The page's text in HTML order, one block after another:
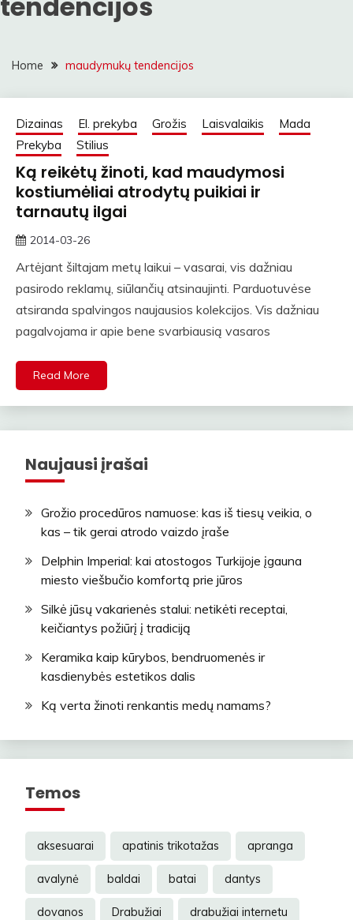
Home maudymukų tendencijos
Dizainas El. prekyba Grožis Laisvalaikis
Mada
Prekyba
Stilius
Ką reikėtų žinoti, kad maudymosi
kostiumėliai atrodytų puikiai ir
tarnautų ilgai
2014-03-26
Artėjant šiltajam metų laikui – vasarai, vis dažniau
pasirodo reklamų, siūlančių atsinaujinti. Parduotuvėse
atsiranda spalvingos naujausios kolekcijos. Vis dažniau
pagalvojama ir apie bene svarbiausią vasaros
Read More
Naujausi įrašai
Grožio procedūros namuose: kas iš tiesų veikia, o
kas – tik gerai atrodo vaizdo įraše
Delphin Imperial: kai atostogos Turkijoje įgauna
miesto viešbučio komfortą prie jūros
Silkė jūsų vakarienės stalui: netikėti receptai,
keičiantys požiūrį į tradiciją
Keramika kaip kūrybos, bendruomenės ir
kasdienybės estetikos dalis
Ką verta žinoti renkantis medų namams?
Temos
aksesuarai apatinis trikotažas apranga
avalynė baldai batai dantys
dovanos Drabužiai drabužiai internetu